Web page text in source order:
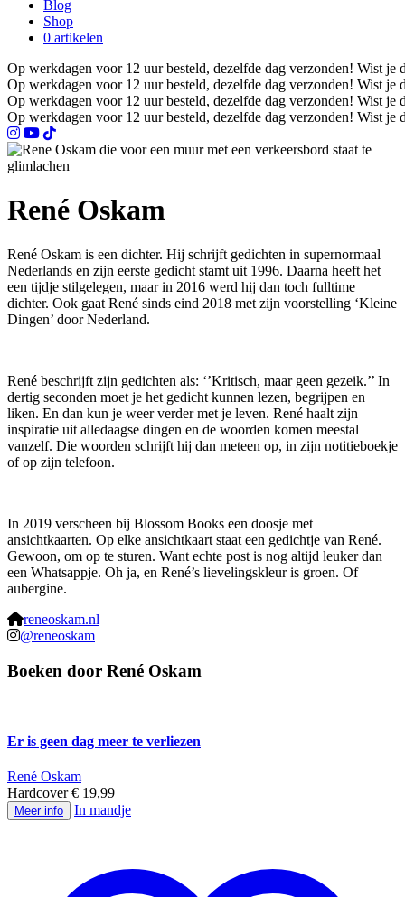
Blog
Shop
0 artikelen
Op werkdagen voor 12 uur besteld, dezelfde dag verzonden! Wist je
Op werkdagen voor 12 uur besteld, dezelfde dag verzonden! Wist je
Op werkdagen voor 12 uur besteld, dezelfde dag verzonden! Wist je
Op werkdagen voor 12 uur besteld, dezelfde dag verzonden! Wist je
René Oskam
René Oskam is een dichter. Hij schrijft gedichten in supernormaal
Nederlands en zijn eerste gedicht stamt uit 1996. Daarna heeft het
een tijdje stilgelegen, maar in 2016 werd hij dan toch fulltime
dichter. Ook gaat René sinds eind 2018 met zijn voorstelling ‘Kleine
Dingen’ door Nederland.
René beschrijft zijn gedichten als: ‘’Kritisch, maar geen gezeik.’’ In
dertig seconden moet je het gedicht kunnen lezen, begrijpen en
liken. En dan kun je weer verder met je leven. René haalt zijn
inspiratie uit alledaagse dingen en de woorden komen meestal
vanzelf. Die woorden schrijft hij dan meteen op, in zijn notitieboekje
of op zijn telefoon.
In 2019 verscheen bij Blossom Books een doosje met
ansichtkaarten. Op elke ansichtkaart staat een gedichtje van René.
Gewoon, om op te sturen. Want echte post is nog altijd leuker dan
een Whatsappje. Oh ja, en René’s lievelingskleur is groen. Of
aubergine.
reneoskam.nl
@reneoskam
Boeken door René Oskam
Er is geen dag meer te verliezen
René Oskam
Hardcover € 19,99
Meer info In mandje